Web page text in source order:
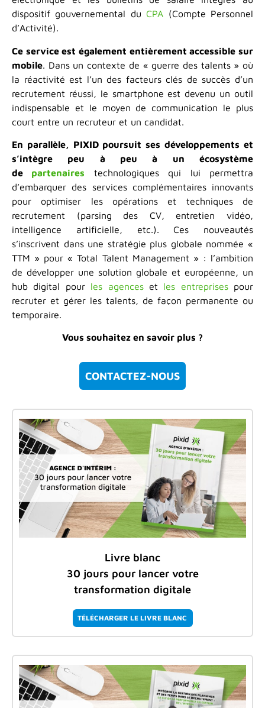
dispositif gouvernemental duCPA (Compte Personnel
d’Activité).
Ce service est également entièrement accessible sur
mobile. Dans un contexte de « guerre des talents » où
la réactivité est l’un des facteurs clés de succès d’un
recrutement réussi, le smartphone est devenu un outil
indispensable et le moyen de communication le plus
court entre un recruteur et un candidat.
En parallèle, PIXID poursuit ses développements et
s’intègre peu à peu à un écosystème
de partenaires
technologiques qui lui permettra
d’embarquer des services complémentaires innovants
pour optimiser les opérations et techniques de
recrutement (parsing des CV, entretien vidéo,
intelligence artificielle, etc.). Ces nouveautés
s’inscrivent dans une stratégie plus globale nommée «
TTM » pour « Total Talent Management » : l’ambition
de développer une solution globale et européenne, un
hub digital pour les agenceset les entreprisespour
recruter et gérer les talents, de façon permanente ou
temporaire.
Vous souhaitez en savoir plus ?
CONTACTEZ-NOUS
Livre blanc
30 jours pour lancer votre
transformation digitale
TÉLÉCHARGER LE LIVRE BLANC